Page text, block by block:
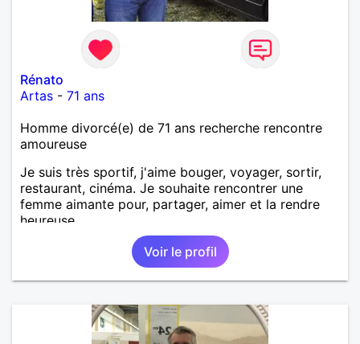
Rénato
Artas - 71 ans
Homme divorcé(e) de 71 ans recherche rencontre
amoureuse
Je suis très sportif, j'aime bouger, voyager, sortir,
restaurant, cinéma. Je souhaite rencontrer une
femme aimante pour, partager, aimer et la rendre
heureuse.
Voir le profil